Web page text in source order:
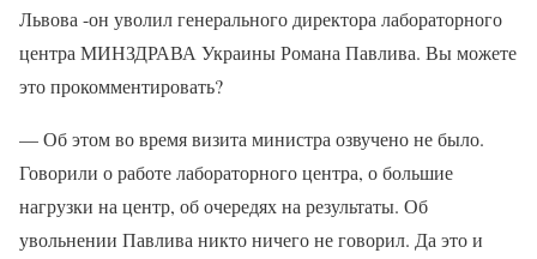
Львова -он уволил генерального директора лабораторного
центра МИНЗДРАВА Украины Романа Павлива. Вы можете
это прокомментировать?
— Об этом во время визита министра озвучено не было.
Говорили о работе лабораторного центра, о большие
нагрузки на центр, об очередях на результаты. Об
увольнении Павлива никто ничего не говорил. Да это и